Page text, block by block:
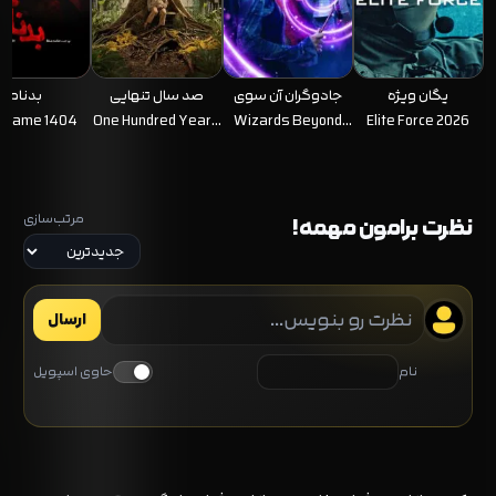
یگان ویژه
Elite Force 2026
جادوگران آن سوی
خیابان ویورلی
Wizards Beyond
صد سال تنهایی
One Hundred Years
بدنام
1404
نظرت برامون مهمه! مرتب‌سازی
ارسال
نام حاوی اسپویل